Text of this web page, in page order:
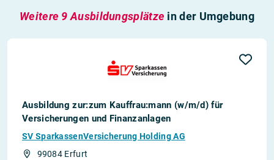
Weitere 9 Ausbildungsplätze in der Umgebung
Ausbildung zur:zum Kauffrau:mann (w/m/d) für
Versicherungen und Finanzanlagen
SV SparkassenVersicherung Holding AG
99084 Erfurt